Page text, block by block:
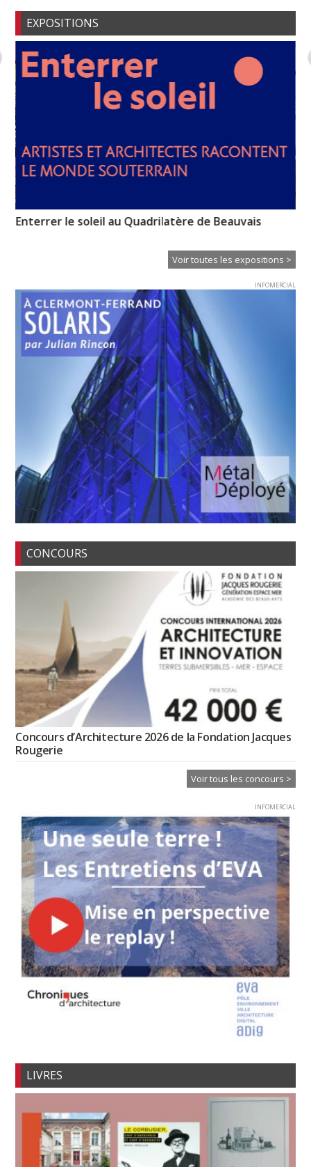
EXPOSITIONS
Enterrer le soleil au Quadrilatère de Beauvais
Voir toutes les expositions >
INFOMERCIAL
CONCOURS
Concours d’Architecture 2026 de la Fondation Jacques
Rougerie
Voir tous les concours >
INFOMERCIAL
LIVRES